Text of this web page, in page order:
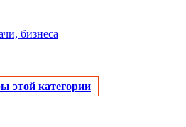
бизнеса
этой категории